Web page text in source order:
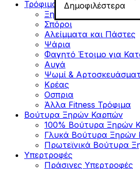
Δημοφιλέστερα
Τρόφιμα για Fitness
Ξηροί Καρποί
Σπόροι
Αλείμματα και Πάστες
Ψάρια
Φαγητό Έτοιμο για
Αυγά
Ψωμί &
Κρέας
Οσπρια
Άλλα Fitness Τρόφιμα
Βούτυρα Ξηρών Καρπών
100% Βούτυρα Ξηρών
Γλυκά Βούτυρα Ξηρών
Πρωτεϊνικά Βούτυρα
Υπερτροφές
Πράσινες Υπερτροφές